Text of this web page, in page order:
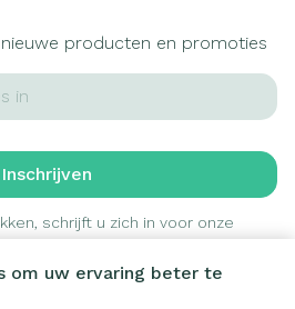
om uw ervaring beter te
producten en promoties
Inschrijven
schrijft u zich in voor onze
met onzeprivacy policy.